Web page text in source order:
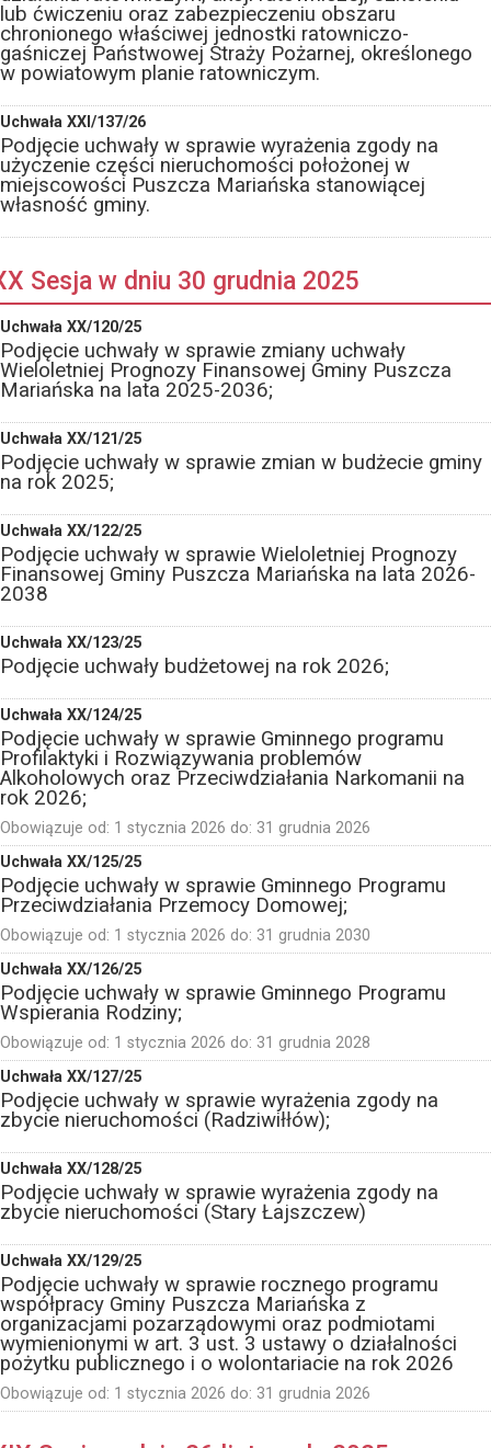
lub ćwiczeniu oraz zabezpieczeniu obszaru
chronionego właściwej jednostki ratowniczo-
gaśniczej Państwowej Straży Pożarnej, określonego
w powiatowym planie ratowniczym.
Uchwała XXI/137/26
Podjęcie uchwały w sprawie wyrażenia zgody na
użyczenie części nieruchomości położonej w
miejscowości Puszcza Mariańska stanowiącej
własność gminy.
Sesja w dniu 30 grudnia 2025
Uchwała XX/120/25
Podjęcie uchwały w sprawie zmiany uchwały
Wieloletniej Prognozy Finansowej Gminy Puszcza
Mariańska na lata 2025-2036;
Uchwała XX/121/25
Podjęcie uchwały w sprawie zmian w budżecie gminy
na rok 2025;
Uchwała XX/122/25
Podjęcie uchwały w sprawie Wieloletniej Prognozy
Finansowej Gminy Puszcza Mariańska na lata 2026-
2038
Uchwała XX/123/25
Podjęcie uchwały budżetowej na rok 2026;
Uchwała XX/124/25
Podjęcie uchwały w sprawie Gminnego programu
Profilaktyki i Rozwiązywania problemów
Alkoholowych oraz Przeciwdziałania Narkomanii na
rok 2026;
Obowiązuje od: 1 stycznia 2026 do: 31 grudnia 2026
Uchwała XX/125/25
Podjęcie uchwały w sprawie Gminnego Programu
Przeciwdziałania Przemocy Domowej;
Obowiązuje od: 1 stycznia 2026 do: 31 grudnia 2030
Uchwała XX/126/25
Podjęcie uchwały w sprawie Gminnego Programu
Wspierania Rodziny;
Obowiązuje od: 1 stycznia 2026 do: 31 grudnia 2028
Uchwała XX/127/25
Podjęcie uchwały w sprawie wyrażenia zgody na
zbycie nieruchomości (Radziwiłłów);
Uchwała XX/128/25
Podjęcie uchwały w sprawie wyrażenia zgody na
zbycie nieruchomości (Stary Łajszczew)
Uchwała XX/129/25
Podjęcie uchwały w sprawie rocznego programu
współpracy Gminy Puszcza Mariańska z
organizacjami pozarządowymi oraz podmiotami
wymienionymi w art. 3 ust. 3 ustawy o działalności
pożytku publicznego i o wolontariacie na rok 2026
Obowiązuje od: 1 stycznia 2026 do: 31 grudnia 2026